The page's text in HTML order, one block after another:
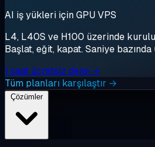
AI iş yükleri için GPU VPS
L4, L40S ve H100 üzerinde
Başlat, eğit, kapat. Saniye
1 saat ücretsiz dene →
Tüm planları karşılaştır →
Çözümler